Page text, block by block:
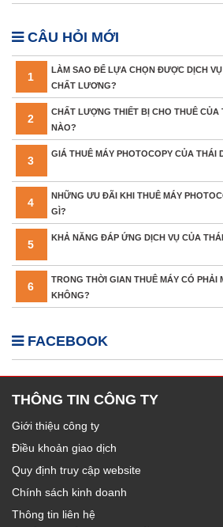
CÂU HỎI MỚI
1
LÀM SAO ĐỂ LỰA CHỌN ĐƯỢC DỊCH
CHẤT LƯƠNG?
2
CHẤT LƯỢNG THIẾT BỊ CHO THUÊ CỦA
NÀO?
3
GIÁ THUÊ MÁY PHOTOCOPY CỦA THÁI
4
NHỮNG ƯU ĐÃI KHI THUÊ MÁY
GÌ?
5
KHẢ NĂNG ĐÁP ỨNG DỊCH VỤ CỦA
6
TRONG THỜI GIAN THUÊ MÁY CÓ PHẢI
KHÔNG?
FACEBOOK
THÔNG TIN CÔNG TY
Giới thiệu công ty
Điều khoản giao dịch
Quy định truy cập website
Chính sách kinh doanh
Thông tin liên hệ